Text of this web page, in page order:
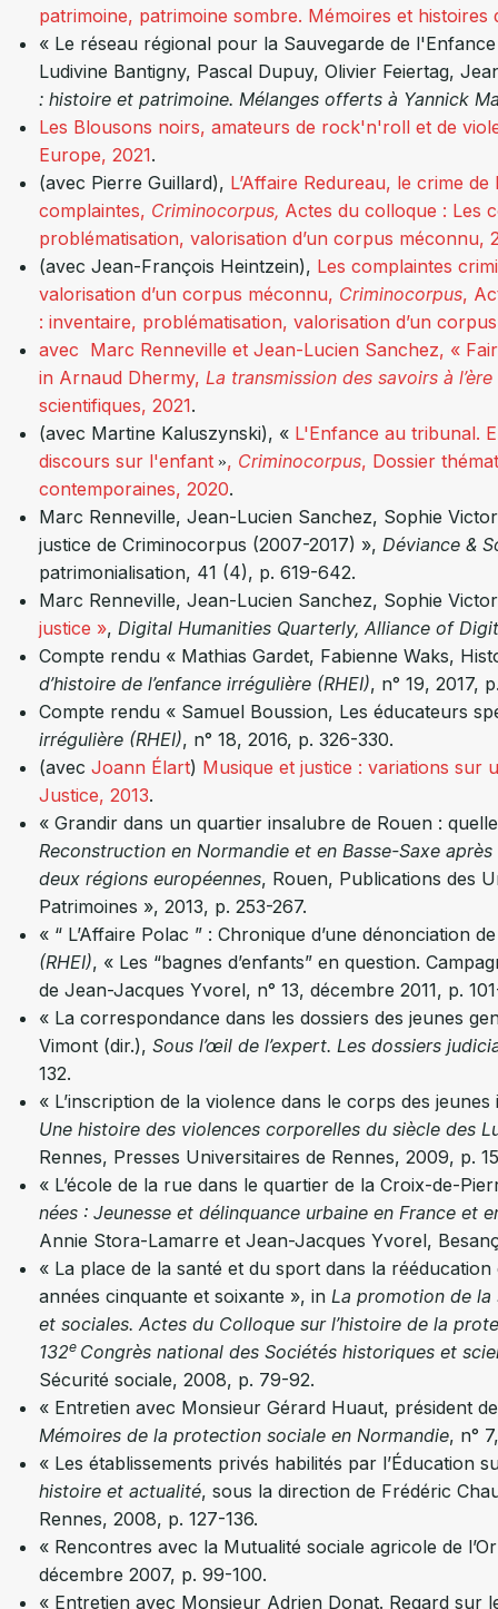
patrimoine, patrimoine sombre. Mémoires et histoires
« Le réseau régional pour la Sauvegarde de
Ludivine Bantigny, Pascal Dupuy, Olivier Feiertag,
: histoire et patrimoine. Mélanges offerts à Yannick
Les Blousons noirs, amateurs de rock'n'roll et de
Europe, 2021.
(avec Pierre Guillard), L’Affaire Redureau, le crime
complaintes, Criminocorpus, Actes du colloque : Les
problématisation, valorisation d’un corpus méconnu,
(avec Jean-François Heintzein), Les complaintes
valorisation d’un corpus méconnu, Criminocorpus,
: inventaire, problématisation, valorisation d’un
avec Marc Renneville et Jean-Lucien Sanchez, «
in Arnaud Dhermy, La transmission des savoirs à
scientifiques, 2021.
(avec Martine Kaluszynski), « L'Enfance au tribunal.
discours sur l'enfant », Criminocorpus, Dossier
contemporaines, 2020.
Marc Renneville, Jean-Lucien Sanchez, Sophie
justice de Criminocorpus (2007-2017) », Déviance &
patrimonialisation, 41 (4), p. 619-642.
Marc Renneville, Jean-Lucien Sanchez, Sophie
justice », Digital Humanities Quarterly, Alliance of
Compte rendu « Mathias Gardet, Fabienne Waks,
d’histoire de l’enfance irrégulière (RHEI), n° 19, 2017,
Compte rendu « Samuel Boussion, Les éducateurs
irrégulière (RHEI), n° 18, 2016, p. 326-330.
(avec Joann Élart) Musique et justice : variations sur
Justice, 2013.
« Grandir dans un quartier insalubre de Rouen :
Reconstruction en Normandie et en Basse-Saxe
deux régions européennes, Rouen, Publications des
Patrimoines », 2013, p. 253-267.
« “ L’Affaire Polac ” : Chronique d’une dénonciation
(RHEI), « Les “bagnes d’enfants” en question.
de Jean-Jacques Yvorel, n° 13, décembre 2011, p.
« La correspondance dans les dossiers des jeunes
Vimont (dir.), Sous l’œil de l’expert. Les dossiers
132.
« L’inscription de la violence dans le corps des
Une histoire des violences corporelles du siècle des
Rennes, Presses Universitaires de Rennes, 2009, p.
« L’école de la rue dans le quartier de la Croix-de-
nées : Jeunesse et délinquance urbaine en France et
Annie Stora-Lamarre et Jean-Jacques Yvorel,
« La place de la santé et du sport dans la
années cinquante et soixante », in La promotion de la
et sociales. Actes du Colloque sur l’histoire de la
132e Congrès national des Sociétés historiques et
Sécurité sociale, 2008, p. 79-92.
« Entretien avec Monsieur Gérard Huaut, président
Mémoires de la protection sociale en Normandie, n°
« Les établissements privés habilités par l’Éducation
histoire et actualité, sous la direction de Frédéric
Rennes, 2008, p. 127-136.
« Rencontres avec la Mutualité sociale agricole de
décembre 2007, p. 99-100.
« Entretien avec Monsieur Adrien Donat. Regard sur